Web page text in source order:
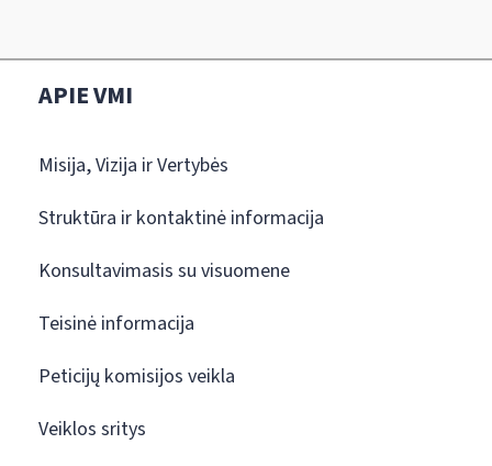
APIE VMI
Misija, Vizija ir Vertybės
Struktūra ir kontaktinė informacija
Konsultavimasis su visuomene
Teisinė informacija
Peticijų komisijos veikla
Veiklos sritys